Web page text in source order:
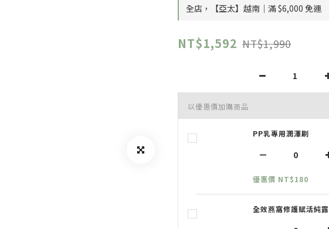
全店，【亞太】越南｜滿 $6,000 免運
NT$1,592 NT$1,990
以優惠價加購商品
PP乳專用潤澤刷
優惠價 NT$180
全效燕窩修護賦活純露